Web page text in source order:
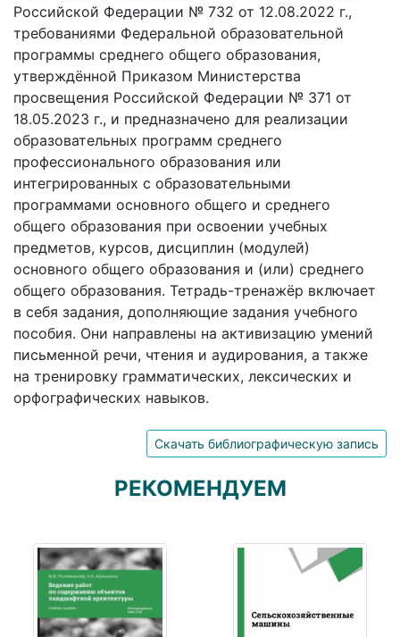
Российской Федерации № 732 от 12.08.2022 г.,
требованиями Федеральной образовательной
программы среднего общего образования,
утверждённой Приказом Министерства
просвещения Российской Федерации № 371 от
18.05.2023 г., и предназначено для реализации
образовательных программ среднего
профессионального образования или
интегрированных с образовательными
программами основного общего и среднего
общего образования при освоении учебных
предметов, курсов, дисциплин (модулей)
основного общего образования и (или) среднего
общего образования. Тетрадь-тренажёр включает
в себя задания, дополняющие задания учебного
пособия. Они направлены на активизацию умений
письменной речи, чтения и аудирования, а также
на тренировку грамматических, лексических и
орфографических навыков.
Скачать библиографическую запись
РЕКОМЕНДУЕМ